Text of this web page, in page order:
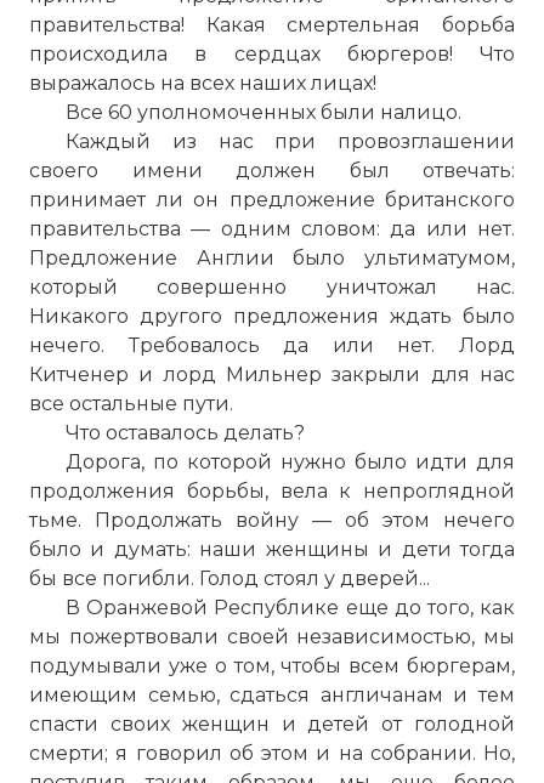
правительства! Какая смертельная борьба
происходила в сердцах бюргеров! Что
выражалось на всех наших лицах!
Все 60 уполномоченных были налицо.
Каждый из нас при провозглашении
своего имени должен был отвечать:
принимает ли он предложение британского
правительства — одним словом: да или нет.
Предложение Англии было ультиматумом,
который совершенно уничтожал нас.
Никакого другого предложения ждать было
нечего. Требовалось да или нет. Лорд
Китченер и лорд Мильнер закрыли для нас
все остальные пути.
Что оставалось делать?
Дорога, по которой нужно было идти для
продолжения борьбы, вела к непроглядной
тьме. Продолжать войну — об этом нечего
было и думать: наши женщины и дети тогда
бы все погибли. Голод стоял у дверей...
В Оранжевой Республике еще до того, как
мы пожертвовали своей независимостью, мы
подумывали уже о том, чтобы всем бюргерам,
имеющим семью, сдаться англичанам и тем
спасти своих женщин и детей от голодной
смерти; я говорил об этом и на собрании. Но,
☓